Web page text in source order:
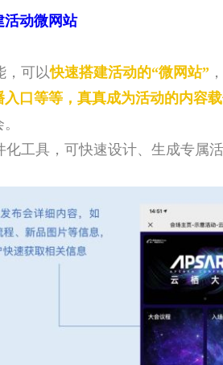
活动微网站
，可以快速搭建活动的“微网站”
口等等，真真成为活动的内容
工具，可快速设计、生成专属